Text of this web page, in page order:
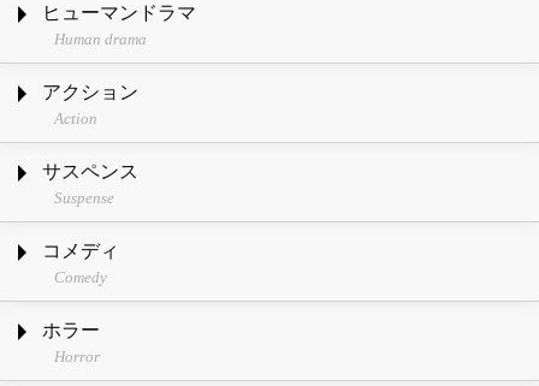
ヒューマンドラマ
Human drama
アクション
Action
サスペンス
Suspense
コメディ
Comedy
ホラー
Horror